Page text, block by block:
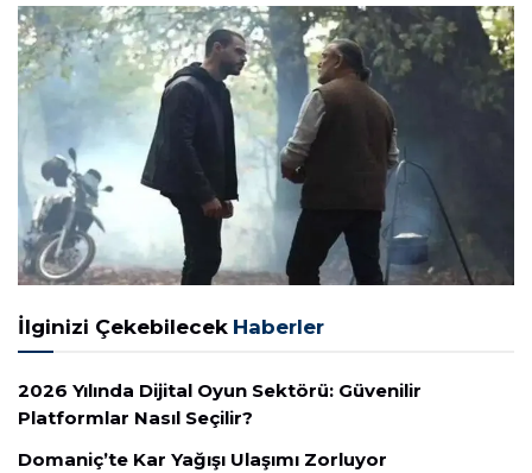
İlginizi Çekebilecek Haberler
2026 Yılında Dijital Oyun Sektörü: Güvenilir
Platformlar Nasıl Seçilir?
Domaniç’te Kar Yağışı Ulaşımı Zorluyor